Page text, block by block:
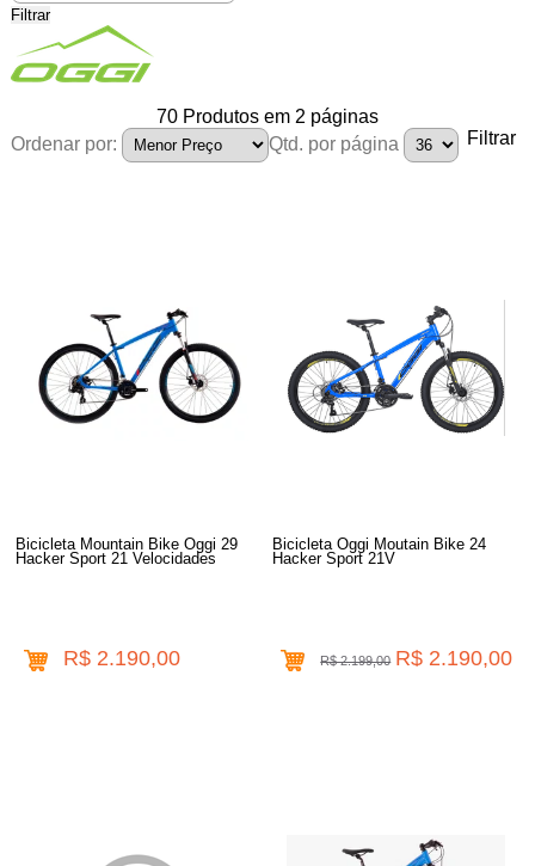
Filtrar
70 Produtos em 2 páginas
Ordenar por:
Qtd. por página Filtrar
Bicicleta Mountain Bike Oggi 29
Hacker Sport 21 Velocidades
R$ 2.190,00
Bicicleta Oggi Moutain Bike 24
Hacker Sport 21V
R$ 2.199,00 R$ 2.190,00